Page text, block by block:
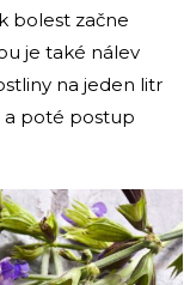
bolest začne
je také nálev
na jeden litr
a poté postup